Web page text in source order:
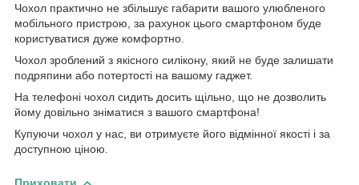
Чохол практично не збільшує габарити вашого улюбленого
мобільного пристрою, за рахунок цього смартфоном буде
користуватися дуже комфортно.
Чохол зроблений з якісного силікону, який не буде залишати
подряпини або потертості на вашому гаджет.
На телефоні чохол сидить досить щільно, що не дозволить
йому довільно зніматися з вашого смартфона!
Купуючи чохол у нас, ви отримуєте його відмінної якості і за
доступною ціною.
Приховати